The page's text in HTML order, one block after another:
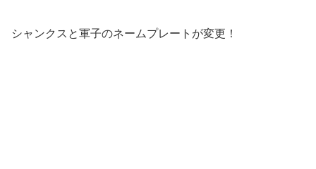
シャンクスと軍子のネームプレートが変更！